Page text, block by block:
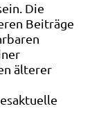
Die
Beiträge
älterer